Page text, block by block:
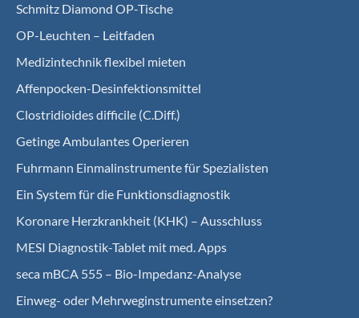
Schmitz Diamond OP-Tische
OP-Leuchten – Leitfaden
Medizintechnik flexibel mieten
Affenpocken-Desinfektionsmittel
Clostridioides difficile (C.Diff.)
Getinge Ambulantes Operieren
Fuhrmann Einmalinstrumente für Spezialisten
Ein System für die Funktionsdiagnostik
Koro­nare Herz­krank­heit (KHK) – Ausschluss
MESI Diagnostik-Tablet mit med. Apps
seca mBCA 555 – Bio-Impedanz-Analyse
Einweg- oder Mehrweginstrumente einsetzen?